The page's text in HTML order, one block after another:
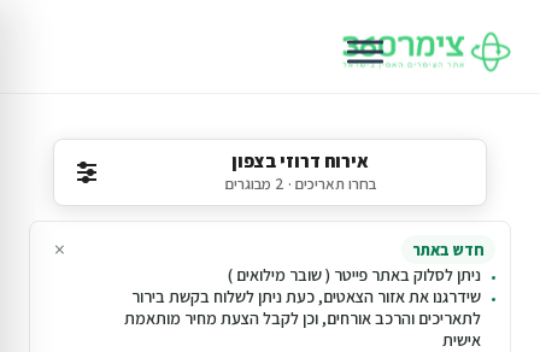
אירוח דרוזי בצפון
בחרו תאריכים · 2 מבוגרים
חדש באתר
ניתן לסלוק באתר פייטר ( שובר מילואים )
שידרגנו את אזור הצאטים, כעת ניתן לשלוח בקשת בירור
לתאריכים והרכב אורחים, וכן לקבל הצעת מחיר מותאמת
אישית
×